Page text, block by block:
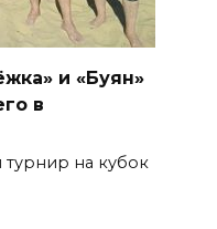
и «Буян»
в
на кубок